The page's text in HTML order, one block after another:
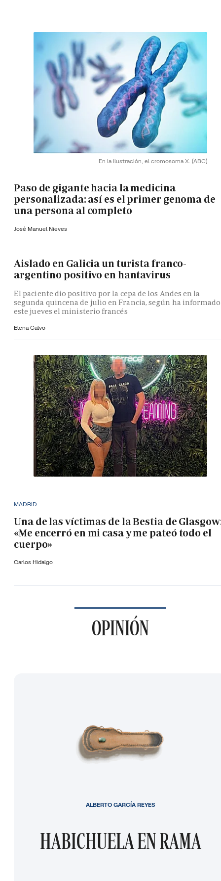
En la ilustración, el cromosoma X. (ABC)
Paso de gigante hacia la medicina
personalizada: así es el primer genoma de
una persona al completo
José Manuel Nieves
Aislado en Galicia un turista franco-
argentino positivo en hantavirus
El paciente dio positivo por la cepa de los Andes en la
segunda quincena de julio en Francia, según ha informado
este jueves el ministerio francés
Elena Calvo
MADRID
Una de las víctimas de la Bestia de
«Me encerró en mi casa y me pateó todo el
cuerpo»
Carlos Hidalgo
OPINIÓN
HABICHUELA EN RAMA
ALBERTO GARCÍA REYES